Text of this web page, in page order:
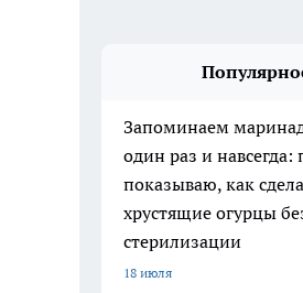
Запоминаем
один раз и навсегда:
показываю, как
хрустящие огурцы
стерилизации
18 июля